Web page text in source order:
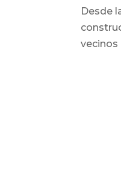
Desde
vecinos